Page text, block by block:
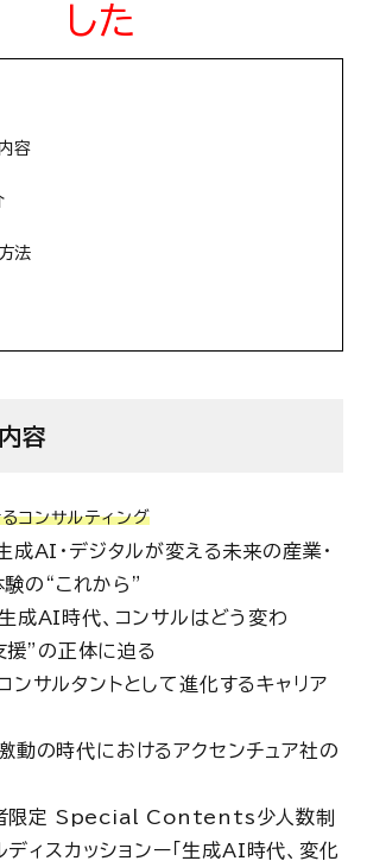
した
容
法
容
コンサルティング
成AI・デジタルが変える未来の産業・
験の“これから”
生成AI時代、コンサルはどう変わ
援”の正体に迫る
ンサルタントとして進化するキャリア
動の時代におけるアクセンチュア社の
者限定 Special Contents少人数制
ィスカッションー「生成AI時代、変化